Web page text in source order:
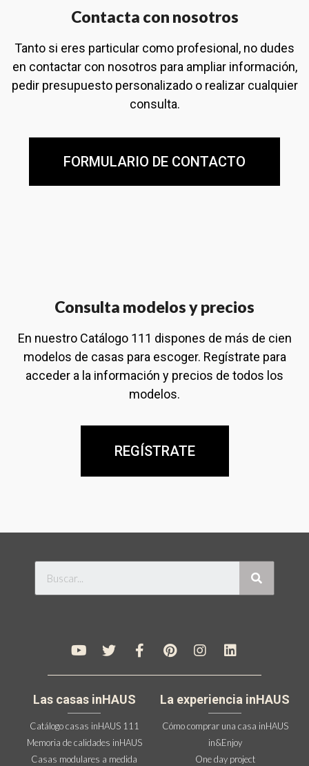
Contacta con nosotros
Tanto si eres particular como profesional, no dudes
en contactar con nosotros para ampliar información,
pedir presupuesto personalizado o realizar cualquier
consulta.
FORMULARIO DE CONTACTO
Consulta modelos y precios
En nuestro Catálogo 111 dispones de más de cien
modelos de casas para escoger. Regístrate para
acceder a la información y precios de todos los
modelos.
REGÍSTRATE
Las casas inHAUS
Catálogo casas inHAUS 111
Memoria de calidades inHAUS
Casas modulares a medida
La experiencia inHAUS
Cómo comprar una casa inHAUS
in&Enjoy
One day project